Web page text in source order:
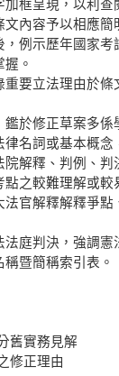
框呈現，以利查
內容予以相應簡
例示歷年國家考
。
要立法理由於
於修正草案多
名詞或基本概
解釋、判例、
之較難理解或
官解釋解釋爭
庭判決，強調憲
暨簡稱索引表。
舊實務見解
修正理由